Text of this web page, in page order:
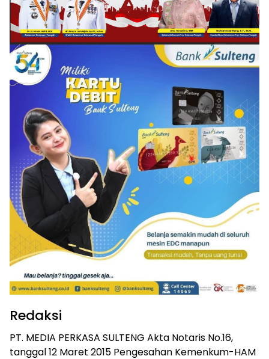
Redaksi
PT. MEDIA PERKASA SULTENG Akta Notaris No.16,
tanggal 12 Maret 2015 Pengesahan Kemenkum-HAM